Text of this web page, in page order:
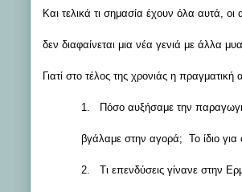
Και τελικά τι σημασία έχουν όλα αυτά, οι
δεν διαφαίνεται μια νέα γενιά με άλλα
Γιατί στο τέλος της χρονιάς η
1. Πόσο αυξήσαμε την παραγωγή
βγάλαμε στην αγορά; Το ίδιο για
2. Τι επενδύσεις γίνανε στην